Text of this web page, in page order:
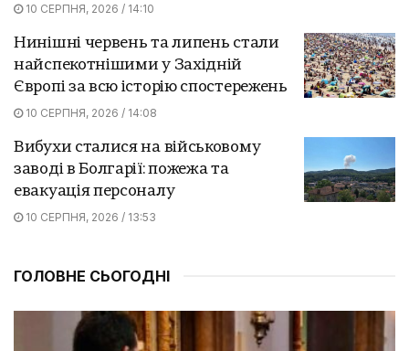
10 СЕРПНЯ, 2026 / 14:10
Нинішні червень та липень стали
найспекотнішими у Західній
Європі за всю історію спостережень
10 СЕРПНЯ, 2026 / 14:08
Вибухи сталися на військовому
заводі в Болгарії: пожежа та
евакуація персоналу
10 СЕРПНЯ, 2026 / 13:53
ГОЛОВНЕ СЬОГОДНІ